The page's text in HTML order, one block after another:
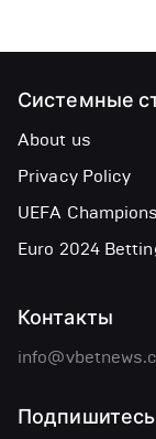
Системные
About us
Privacy Policy
UEFA
Euro 2024
Контакты
Подпишитесь